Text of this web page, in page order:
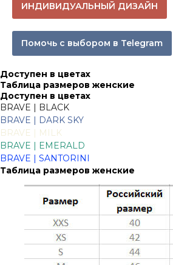
ИНДИВИДУАЛЬНЫЙ ДИЗАЙН
Помочь с выбором в Telegram
Доступен в цветах
Таблица размеров женские
Доступен в цветах
BRAVE | BLACK
BRAVE | DARK SKY
BRAVE | MILK
BRAVE | EMERALD
BRAVE | SANTORINI
Таблица размеров женские